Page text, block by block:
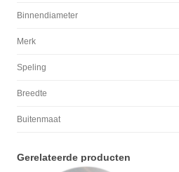
Binnendiameter
Merk
Speling
Breedte
Buitenmaat
Gerelateerde producten